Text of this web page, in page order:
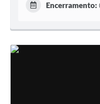
Encerramento: